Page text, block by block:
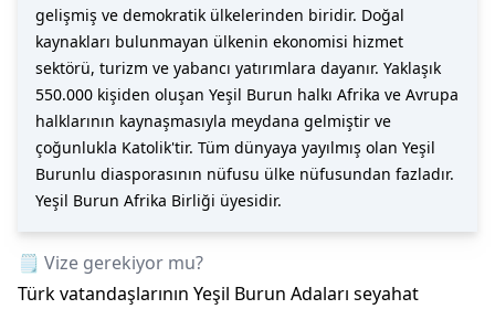
gelişmiş ve demokratik ülkelerinden biridir. Doğal
kaynakları bulunmayan ülkenin ekonomisi hizmet
sektörü, turizm ve yabancı yatırımlara dayanır. Yaklaşık
550.000 kişiden oluşan Yeşil Burun halkı Afrika ve Avrupa
halklarının kaynaşmasıyla meydana gelmiştir ve
çoğunlukla Katolik'tir. Tüm dünyaya yayılmış olan Yeşil
Burunlu diasporasının nüfusu ülke nüfusundan fazladır.
Yeşil Burun Afrika Birliği üyesidir.
🗒️ Vize gerekiyor mu?
Türk vatandaşlarının Yeşil Burun Adaları seyahat